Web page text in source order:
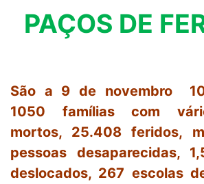
PAÇOS DE
São a 9 de novembro
1050 famílias com
mortos, 25.408 feridos,
pessoas desaparecidas,
deslocados, 267 escolas